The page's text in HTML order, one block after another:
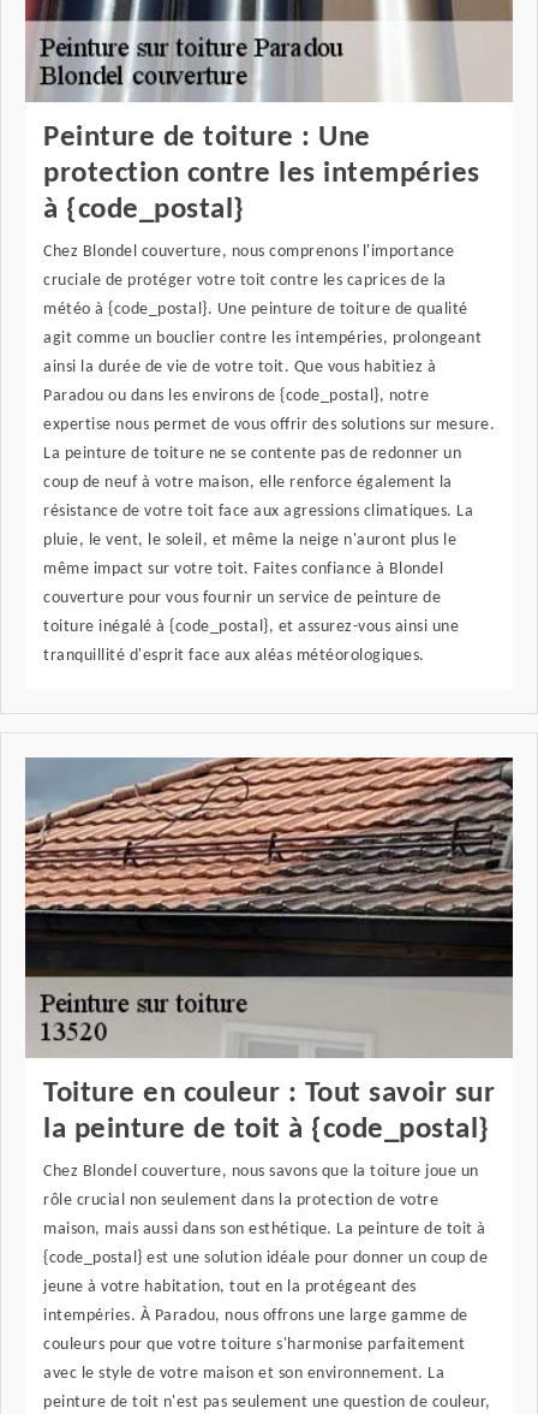
Peinture de toiture : Une
protection contre les intempéries
à {code_postal}
Chez Blondel couverture, nous comprenons l'importance
cruciale de protéger votre toit contre les caprices de la
météo à {code_postal}. Une peinture de toiture de qualité
agit comme un bouclier contre les intempéries, prolongeant
ainsi la durée de vie de votre toit. Que vous habitiez à
Paradou ou dans les environs de {code_postal}, notre
expertise nous permet de vous offrir des solutions sur mesure.
La peinture de toiture ne se contente pas de redonner un
coup de neuf à votre maison, elle renforce également la
résistance de votre toit face aux agressions climatiques. La
pluie, le vent, le soleil, et même la neige n'auront plus le
même impact sur votre toit. Faites confiance à Blondel
couverture pour vous fournir un service de peinture de
toiture inégalé à {code_postal}, et assurez-vous ainsi une
tranquillité d'esprit face aux aléas météorologiques.
Toiture en couleur : Tout savoir sur
la peinture de toit à {code_postal}
Chez Blondel couverture, nous savons que la toiture joue un
rôle crucial non seulement dans la protection de votre
maison, mais aussi dans son esthétique. La peinture de toit à
{code_postal} est une solution idéale pour donner un coup de
jeune à votre habitation, tout en la protégeant des
intempéries. À Paradou, nous offrons une large gamme de
couleurs pour que votre toiture s'harmonise parfaitement
avec le style de votre maison et son environnement. La
peinture de toit n'est pas seulement une question de couleur,